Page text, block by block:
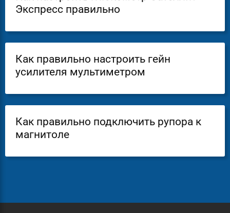
Экспресс правильно
Как правильно настроить гейн
усилителя мультиметром
Как правильно подключить рупора к
магнитоле